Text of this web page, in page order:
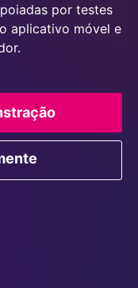
por testes
aplicativo móvel e